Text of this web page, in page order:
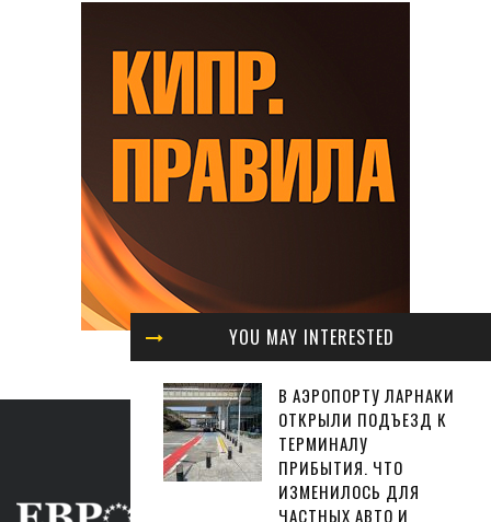
YOU MAY INTERESTED
В АЭРОПОРТУ ЛАРНАКИ
ОТКРЫЛИ ПОДЪЕЗД К
ТЕРМИНАЛУ
ПРИБЫТИЯ. ЧТО
ИЗМЕНИЛОСЬ ДЛЯ
ЧАСТНЫХ АВТО И